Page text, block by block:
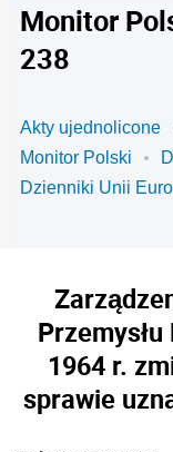
Monitor
238
Akty ujednolicone
Monitor Polski
Dzienniki Unii
1964 r.
sprawie